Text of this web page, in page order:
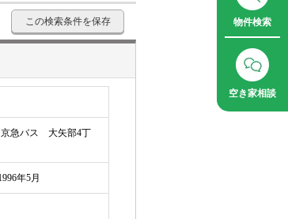
物件検索
空き家相談
この検索条件を保存
急バス 大矢部4丁
年5月